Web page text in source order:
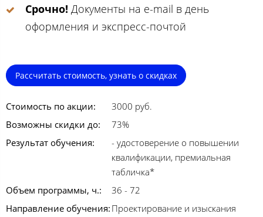
Срочно! Документы на e-mail в день
оформления и экспресс-почтой
Рассчитать стоимость, узнать о скидках
Стоимость по акции:
3000 руб.
Возможны скидки до:
73%
Результат обучения:
- удостоверение о повышении
квалификации, премиальная
табличка*
Объем программы, ч.:
36 - 72
Направление обучения: Проектирование и изыскания